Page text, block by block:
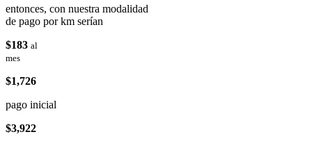
entonces, con nuestra modalidad
de pago por km serían
$183 al
mes
$1,726
pago inicial
$3,922